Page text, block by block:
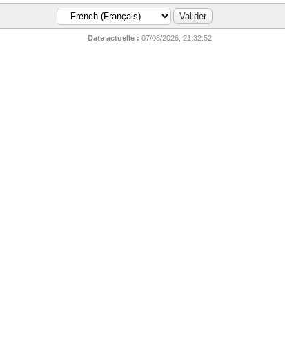
Date actuelle : 07/08/2026, 21:32:52